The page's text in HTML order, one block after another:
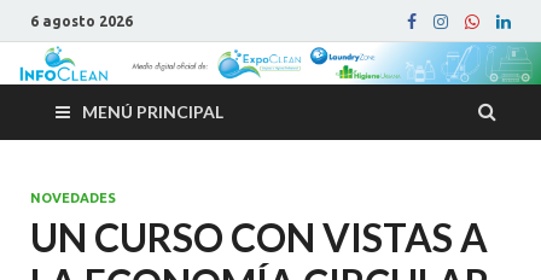
6 agosto 2026
MENÚ PRINCIPAL
NOVEDADES
UN CURSO CON VISTAS A